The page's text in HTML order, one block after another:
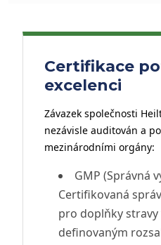
Certifikace
excelenci
Závazek společnosti
nezávisle auditován a
mezinárodními orgány:
GMP (Správná
Certifikovaná
pro doplňky stravy
definovaným